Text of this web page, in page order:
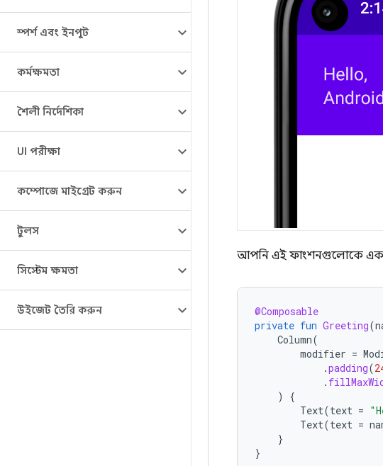
স্পর্শ এবং ইনপুট
কর্মক্ষমতা
শৈলী নির্দেশিকা
UI পরীক্ষা
কম্পোজে মাইগ্রেট করুন
টুলস
সিস্টেম ক্ষমতা
উইজেট তৈরি করুন
আপনি এই ফাংশনগুলোকে
@Composable
private fun Greeting(
Column(
modifier =
.padding(
.
)
{
Text(text =
Text(text =
}
}